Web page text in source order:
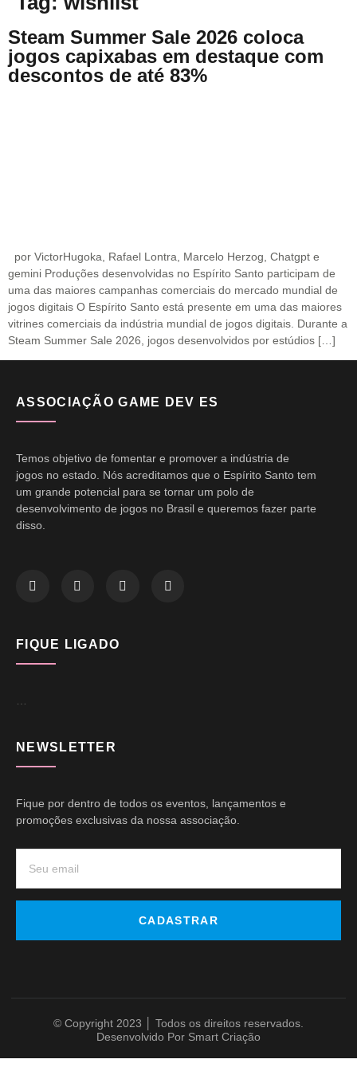
Steam Summer Sale 2026 coloca
jogos capixabas em destaque com
descontos de até 83%
por VictorHugoka, Rafael Lontra, Marcelo Herzog, Chatgpt e
gemini Produções desenvolvidas no Espírito Santo participam de
uma das maiores campanhas comerciais do mercado mundial de
jogos digitais O Espírito Santo está presente em uma das maiores
vitrines comerciais da indústria mundial de jogos digitais. Durante a
Steam Summer Sale 2026, jogos desenvolvidos por estúdios […]
ASSOCIAÇÃO GAME DEV ES
Temos objetivo de fomentar e promover a indústria de
jogos no estado. Nós acreditamos que o Espírito Santo tem
um grande potencial para se tornar um polo de
desenvolvimento de jogos no Brasil e queremos fazer parte
disso.
FIQUE LIGADO
…
NEWSLETTER
Fique por dentro de todos os eventos, lançamentos e
promoções exclusivas da nossa associação.
CADASTRAR
© Copyright 2023 │ Todos os direitos reservados.
Desenvolvido Por Smart Criação